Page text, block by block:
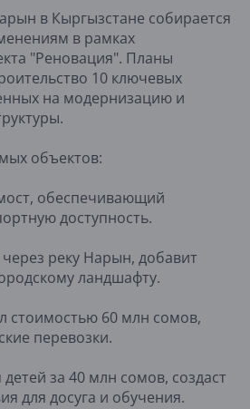
в Кыргызстане собирается
в рамках
"Реновация". Планы
10 ключевых
на модернизацию и
объектов:
обеспечивающий
доступность.
реку Нарын, добавит
ландшафту.
стоимостью 60 млн сомов,
перевозки.
за 40 млн сомов, создаст
для досуга и обучения.